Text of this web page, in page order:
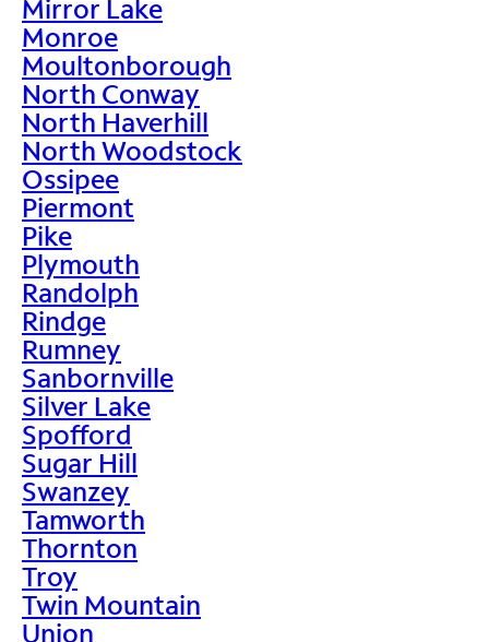
Mirror Lake
Monroe
Moultonborough
North Conway
North Haverhill
North Woodstock
Ossipee
Piermont
Pike
Plymouth
Randolph
Rindge
Rumney
Sanbornville
Silver Lake
Spofford
Sugar Hill
Swanzey
Tamworth
Thornton
Troy
Twin Mountain
Union